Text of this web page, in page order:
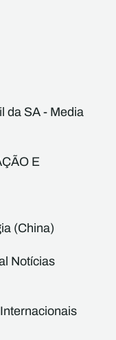
da SA - Media
E
(China)
Notícias